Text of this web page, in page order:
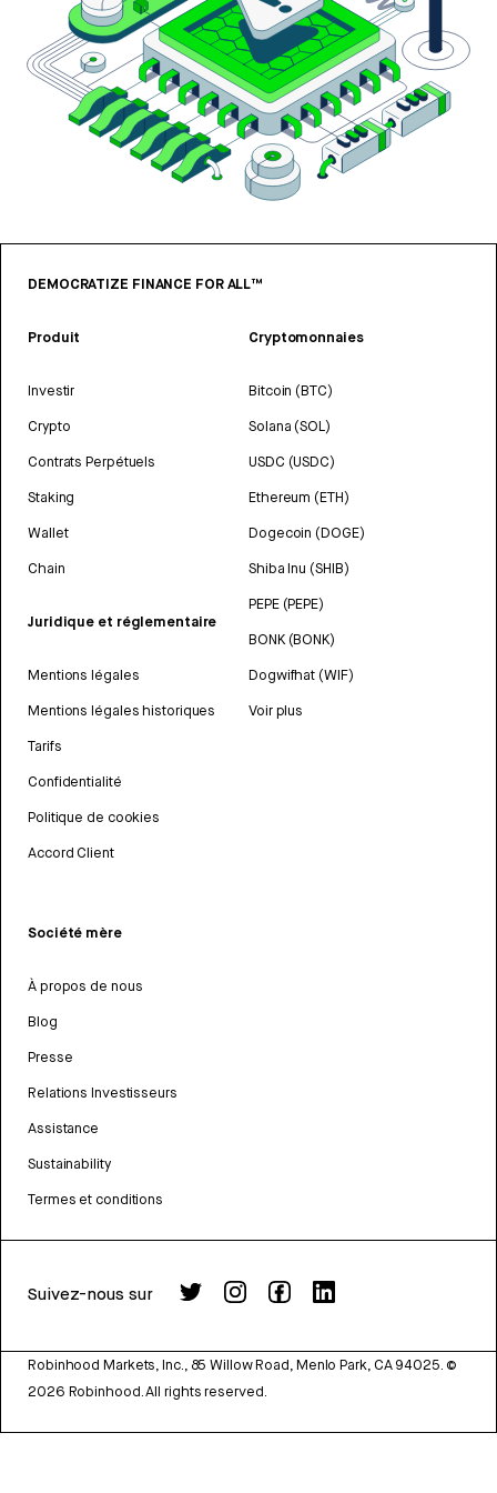
DEMOCRATIZE FINANCE FOR ALL™
Produit
Investir
Crypto
Contrats Perpétuels
Staking
Wallet
Chain
Juridique et réglementaire
Mentions légales
Mentions légales historiques
Tarifs
Confidentialité
Politique de cookies
Accord Client
Cryptomonnaies
Bitcoin (BTC)
Solana (SOL)
USDC (USDC)
Ethereum (ETH)
Dogecoin (DOGE)
Shiba Inu (SHIB)
PEPE (PEPE)
BONK (BONK)
Dogwifhat (WIF)
Voir plus
Société mère
À propos de nous
Blog
Presse
Relations Investisseurs
Assistance
Sustainability
Termes et conditions
Suivez-nous sur
Robinhood Markets, Inc., 85 Willow Road, Menlo Park, CA 94025. ©
2026 Robinhood. All rights reserved.